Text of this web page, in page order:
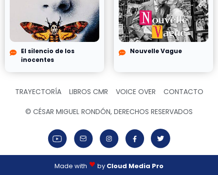
El silencio de los
inocentes
Nouvelle Vague
TRAYECTORÍA LIBROS CMR VOICE OVER CONTACTO
© CÉSAR MIGUEL RONDÓN, DERECHOS RESERVADOS
Made with by Cloud Media Pro